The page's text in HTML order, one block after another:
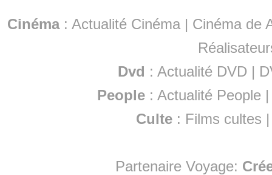
Cinéma: Actualité Cinéma | Cinéma de
Dvd : Actualité DVD |
People :Actualité People
Culte : Films cultes
Partenaire Voyage: